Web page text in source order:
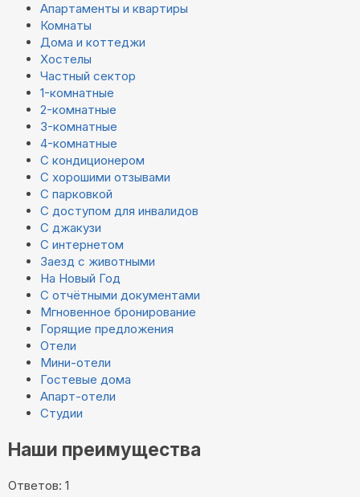
Апартаменты и квартиры
Комнаты
Дома и коттеджи
Хостелы
Частный сектор
1-комнатные
2-комнатные
3-комнатные
4-комнатные
С кондиционером
С хорошими отзывами
С парковкой
С доступом для инвалидов
С джакузи
С интернетом
Заезд с животными
На Новый Год
С отчётными документами
Мгновенное бронирование
Горящие предложения
Отели
Мини-отели
Гостевые дома
Апарт-отели
Студии
Наши преимущества
Ответов: 1